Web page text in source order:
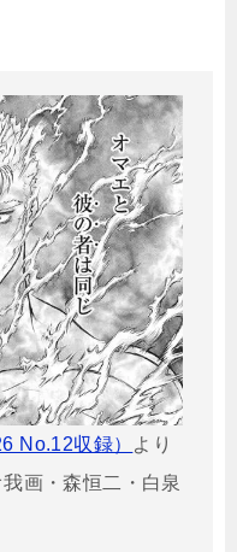
No.12収録） より
画・森恒二・白泉